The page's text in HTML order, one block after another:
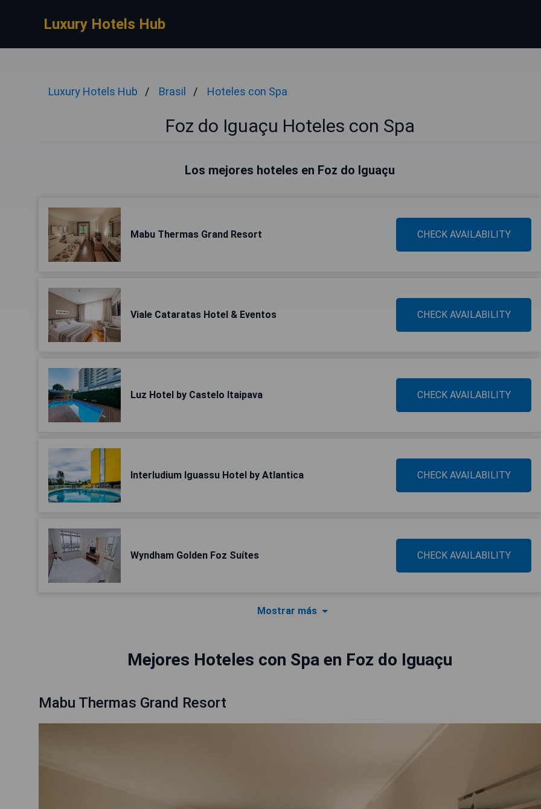
Luxury Hotels Hub
Luxury Hotels Hub Brasil Hoteles con Spa
Foz do Iguaçu Hoteles con Spa
Los mejores hoteles en Foz do Iguaçu
Mabu Thermas Grand Resort CHECK AVAILABILITY
Viale Cataratas Hotel & Eventos CHECK AVAILABILITY
Luz Hotel by Castelo Itaipava CHECK AVAILABILITY
Interludium Iguassu Hotel by Atlantica CHECK AVAILABILITY
Wyndham Golden Foz Suítes CHECK AVAILABILITY
Mostrar más
Mejores Hoteles con Spa en Foz do Iguaçu
Mabu Thermas Grand Resort